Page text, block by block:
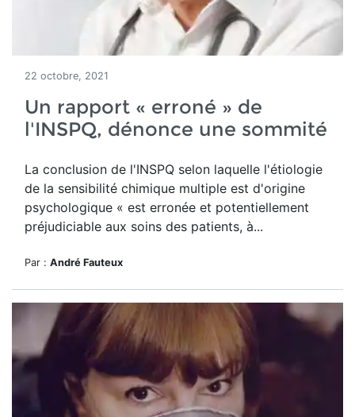
22 octobre, 2021
Un rapport « erroné » de
l'INSPQ, dénonce une sommité
La conclusion de l'INSPQ selon laquelle l'étiologie
de la sensibilité chimique multiple est d'origine
psychologique « est erronée et potentiellement
préjudiciable aux soins des patients, à...
Par : André Fauteux